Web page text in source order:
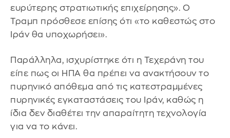
ευρύτερης στρατιωτικής επιχείρησης». Ο
Τραμπ πρόσθεσε επίσης ότι «το καθεστώς στο
Ιράν θα υποχωρήσει».
Παράλληλα, ισχυρίστηκε ότι η Τεχεράνη του
είπε πως οι ΗΠΑ θα πρέπει να ανακτήσουν το
πυρηνικό απόθεμα από τις κατεστραμμένες
πυρηνικές εγκαταστάσεις του Ιράν, καθώς η
ίδια δεν διαθέτει την απαραίτητη τεχνολογία
για να το κάνει.